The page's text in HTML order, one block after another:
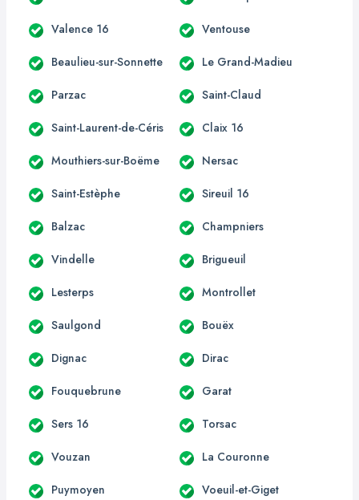
Valence 16 Ventouse
Beaulieu-sur-Sonnette Le Grand-Madieu
Parzac Saint-Claud
Saint-Laurent-de-Céris Claix 16
Mouthiers-sur-Boëme Nersac
Saint-Estèphe Sireuil 16
Balzac Champniers
Vindelle Brigueuil
Lesterps Montrollet
Saulgond Bouëx
Dignac Dirac
Fouquebrune Garat
Sers 16 Torsac
Vouzan La Couronne
Puymoyen Voeuil-et-Giget